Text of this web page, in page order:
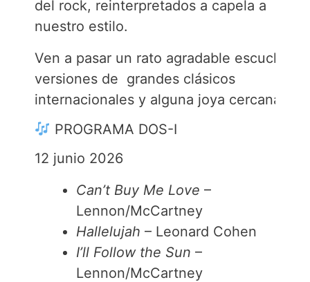
del rock, reinterpretados a capela a
nuestro estilo.
Ven a pasar un rato agradable
versiones de grandes clásicos
internacionales y alguna joya cercana.
PROGRAMA DOS-I
12 junio 2026
Can’t Buy Me Love –
Lennon/McCartney
Hallelujah – Leonard Cohen
I’ll Follow the Sun –
Lennon/McCartney